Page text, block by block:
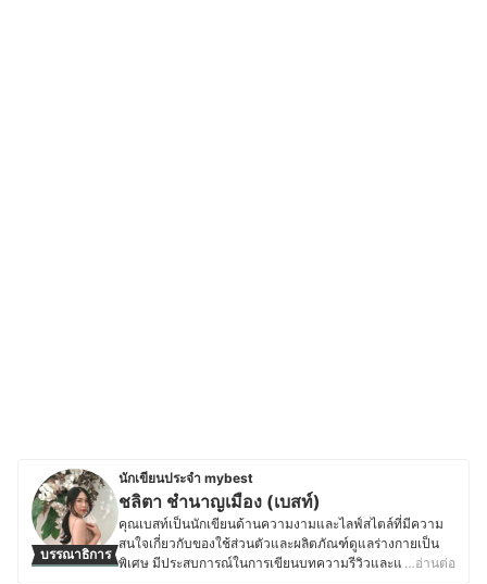
บรรณาธิการ
นักเขียนประจำ mybest
ชลิตา ชำนาญเมือง (เบสท์)
คุณเบสท์เป็นนักเขียนด้านความงามและไลฟ์สไตล์ที่มีความ
สนใจเกี่ยวกับของใช้ส่วนตัวและผลิตภัณฑ์ดูแลร่างกายเป็น
พิเศษ มีประสบการณ์ในการเขียนบทความรีวิวและแปลคอน
…อ่านต่อ